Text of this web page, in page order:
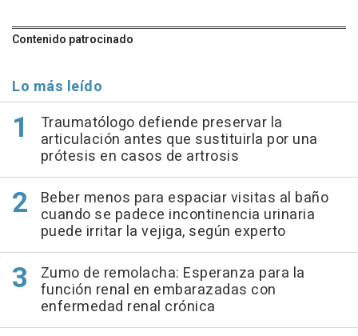
Contenido patrocinado
Lo más leído
Traumatólogo defiende preservar la
articulación antes que sustituirla por una
prótesis en casos de artrosis
Beber menos para espaciar visitas al baño
cuando se padece incontinencia urinaria
puede irritar la vejiga, según experto
Zumo de remolacha: Esperanza para la
función renal en embarazadas con
enfermedad renal crónica